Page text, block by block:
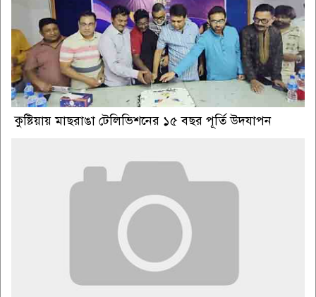
কুষ্টিয়ায় মাছরাঙা টেলিভিশনের ১৫ বছর পূর্তি উদযাপন